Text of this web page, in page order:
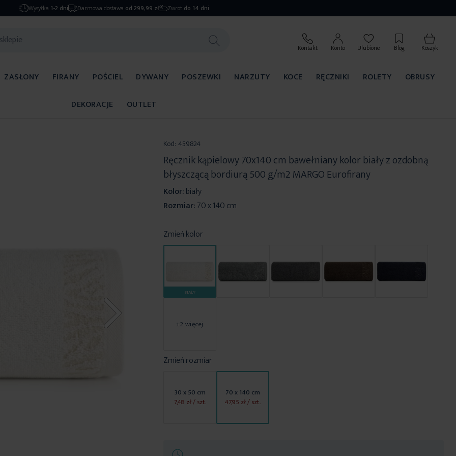
Wysyłka 1-2 dni Darmowa dostawa od 299,99 zł Zwrot do 14 dni
Kontakt Konto Ulubione Blog Koszyk
ZASŁONY FIRANY POŚCIEL DYWANY POSZEWKI NARZUTY KOCE RĘCZNIKI ROLETY
OBRUSY
DEKORACJE
OUTLET
Kod: 459824
Ręcznik kąpielowy 70x140 cm bawełniany kolor biały z ozdobną
błyszczącą bordiurą 500 g/m2 MARGO Eurofirany
Kolor:biały
Rozmiar:70 x 140 cm
Zmień kolor
BIAŁY
+2 więcej
Zmień rozmiar
30 x 50 cm
7,48 zł/ szt.
70 x 140 cm
47,95 zł/ szt.